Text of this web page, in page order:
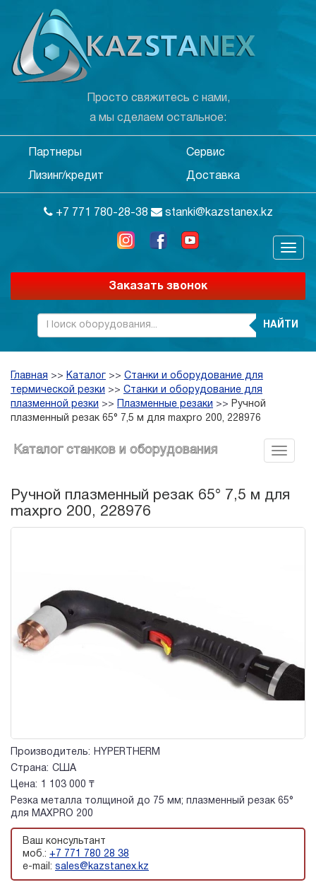
Просто свяжитесь с нами,
а мы сделаем остальное:
Партнеры Сервис
Лизинг/кредит Доставка
+7 771 780-28-38 stanki@kazstanex.kz
Заказать звонок
НАЙТИ
Главная >> Каталог >> Станки и оборудование для
термической резки >> Станки и оборудование для
плазменной резки >> Плазменные резаки >> Ручной
плазменный резак 65° 7,5 м для maxpro 200, 228976
Каталог станков и оборудования
Ручной плазменный резак 65° 7,5 м для
maxpro 200, 228976
Производитель:
HYPERTHERM
Страна: США
Цена:
1 103 000 ₸
Резка металла толщиной до 75 мм; плазменный резак 65°
для MAXPRO 200
Ваш консультант
моб.: +7 771 780 28 38
e-mail: sales@kazstanex.kz